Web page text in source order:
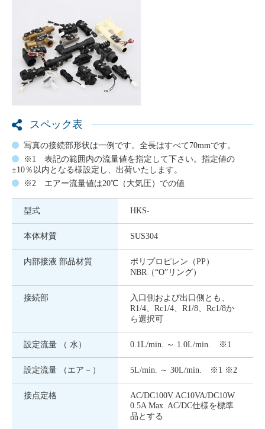
スペック表
写真の接続部形状は一例です。全長はすべて70mmです。
※1 表記の範囲内の流量値を指定して下さい。指定値の
±10％以内となる様設定し、出荷いたします。
※2 エアー流量値は20℃（大気圧）での値
型式 HKS-
本体材質 SUS304
内部接液 部品材質
ポリプロピレン（PP）
NBR（“O”リング）
接続部
入口側および出口側とも、
R1/4、Rc1/4、R1/8、Rc1/8か
ら選択可
設定流量 （ 水） 0.1L/min. ～ 1.0L/min. ※1
設定流量 （エア－） 5L/min. ～ 30L/min. ※1 ※2
接点定格
AC/DC100V AC10VA/DC10W
0.5A Max. AC/DC仕様を標準
品とする